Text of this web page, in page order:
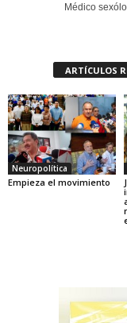
Médico
ARTÍCULOS
Neuropolítica
Empieza el movimiento